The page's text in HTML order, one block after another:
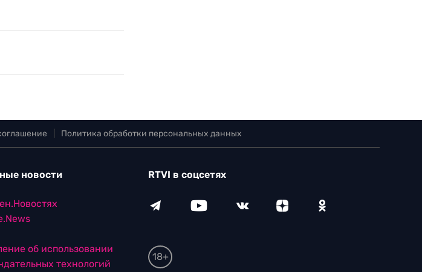
Политика обработки персональных данных
новости
об использовании
технологий
RTVI в соцсетях
18+